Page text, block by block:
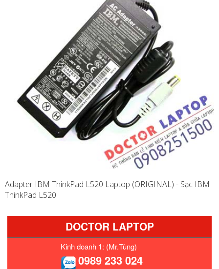
Adapter IBM ThinkPad L520 Laptop (ORIGINAL) - Sạc IBM
ThinkPad L520
DOCTOR LAPTOP
Kinh doanh 1: (Mr.Tùng)
0989 233 024